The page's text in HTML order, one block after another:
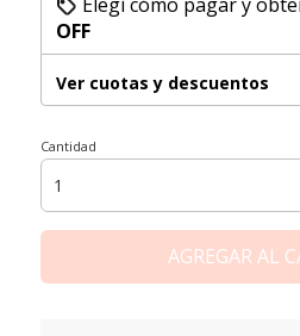
OFF
Ver cuotas y descuentos
Cantidad
AGREGAR AL